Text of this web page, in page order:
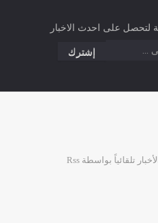
لتحصل على احدث الاخبار